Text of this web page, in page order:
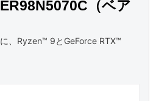
（ベア
、Ryzen™ 9とGeForce RTX™